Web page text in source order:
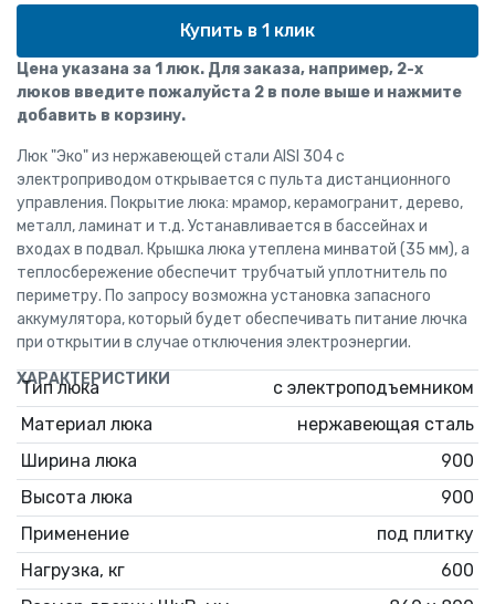
Купить в 1 клик
Цена указана за 1 люк. Для заказа, например, 2-х
люков введите пожалуйста 2 в поле выше и нажмите
добавить в корзину.
Люк "Эко" из нержавеющей стали AISI 304 с
электроприводом открывается с пульта дистанционного
управления. Покрытие люка: мрамор, керамогранит, дерево,
металл, ламинат и т.д. Устанавливается в бассейнах и
входах в подвал. Крышка люка утеплена минватой (35 мм), а
теплосбережение обеспечит трубчатый уплотнитель по
периметру. По запросу возможна установка запасного
аккумулятора, который будет обеспечивать питание лючка
при открытии в случае отключения электроэнергии.
ХАРАКТЕРИСТИКИ
Тип люка
с электроподъемником
Материал люка
нержавеющая сталь
Ширина люка
900
Высота люка
900
Применение
под плитку
Нагрузка, кг
600